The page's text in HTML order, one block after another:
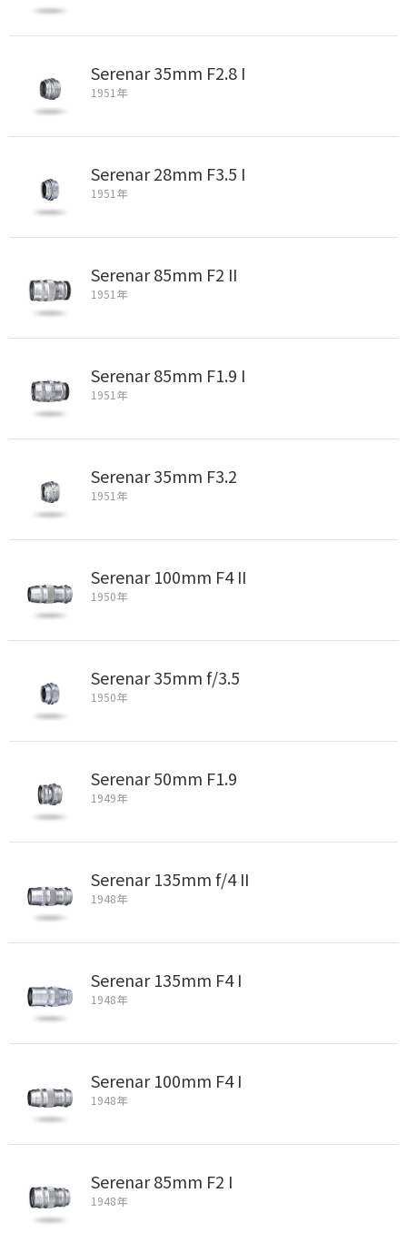
Serenar 35mm F2.8 I
1951年
Serenar 28mm F3.5 I
1951年
Serenar 85mm F2 II
1951年
Serenar 85mm F1.9 I
1951年
Serenar 35mm F3.2
1951年
Serenar 100mm F4 II
1950年
Serenar 35mm f/3.5
1950年
Serenar 50mm F1.9
1949年
Serenar 135mm f/4 II
1948年
Serenar 135mm F4 I
1948年
Serenar 100mm F4 I
1948年
Serenar 85mm F2 I
1948年